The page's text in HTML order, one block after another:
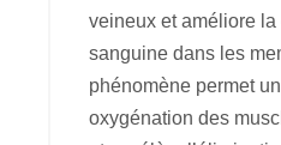
veineux et améliore la
sanguine dans les
phénomène permet
oxygénation des